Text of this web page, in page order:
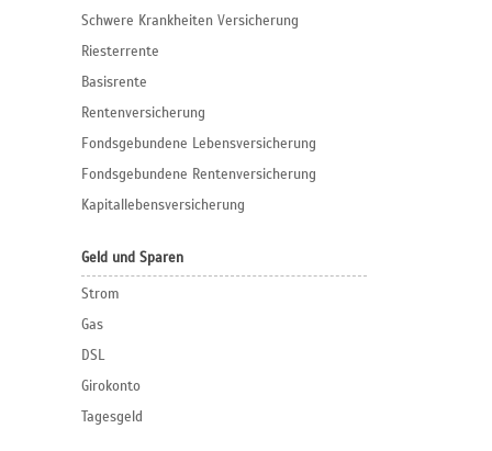
Schwere Krankheiten Versicherung
Riesterrente
Basisrente
Rentenversicherung
Fondsgebundene Lebensversicherung
Fondsgebundene Rentenversicherung
Kapitallebensversicherung
Geld und Sparen
Strom
Gas
DSL
Girokonto
Tagesgeld